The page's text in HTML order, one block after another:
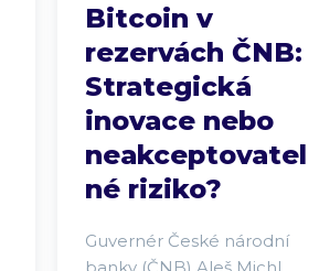
Bitcoin v
rezervách ČNB:
Strategická
inovace nebo
neakceptovatel
né riziko?
Guvernér České národní
banky (ČNB) Aleš Michl